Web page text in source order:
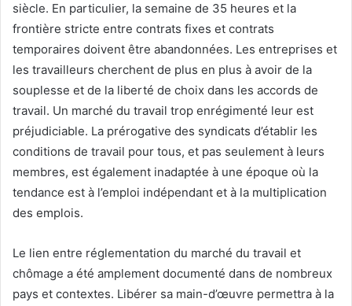
siècle. En particulier, la semaine de 35 heures et la
frontière stricte entre contrats fixes et contrats
temporaires doivent être abandonnées. Les entreprises et
les travailleurs cherchent de plus en plus à avoir de la
souplesse et de la liberté de choix dans les accords de
travail. Un marché du travail trop enrégimenté leur est
préjudiciable. La prérogative des syndicats d’établir les
conditions de travail pour tous, et pas seulement à leurs
membres, est également inadaptée à une époque où la
tendance est à l’emploi indépendant et à la multiplication
des emplois.
Le lien entre réglementation du marché du travail et
chômage a été amplement documenté dans de nombreux
pays et contextes. Libérer sa main-d’œuvre permettra à la